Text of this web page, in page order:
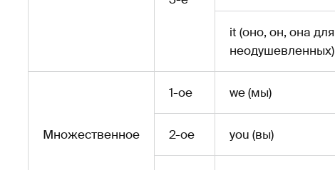
it (оно, он, она для
неодушевленных)
Множественное
1-ое we (мы)
2-ое you (вы)